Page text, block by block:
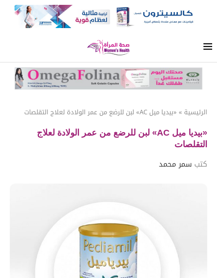
الرئيسية » «بيديا ميل AC» لبن للرضع من عمر الولادة لعلاج التقلصات
«بيديا ميل AC» لبن للرضع من عمر الولادة لعلاج
التقلصات
كتب سمر محمد